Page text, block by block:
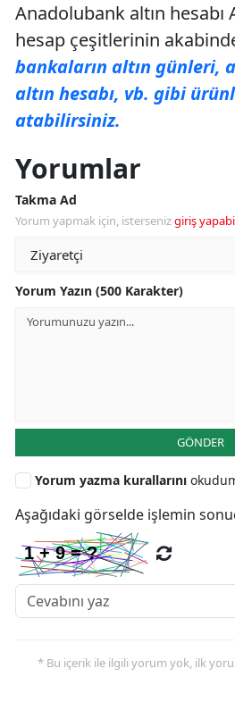
Anadolubank altın hesabı
hesap çeşitlerinin
bankaların altın günleri,
altın hesabı, vb. gibi
atabilirsiniz.
Yorumlar
Takma Ad
Yorum yapmak için, istersenizgiriş
Yorum Yazın (500 Karakter)
GÖNDER
Yorum yazma kurallarını
Aşağıdaki görselde işlemin
* Bu içerik ile ilgili yorum yok, ilk